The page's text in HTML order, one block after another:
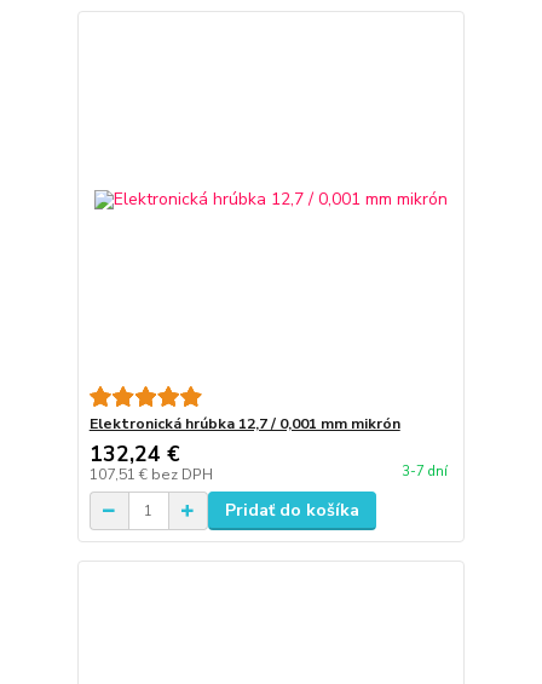
Elektronická hrúbka 12,7 / 0,001 mm mikrón
132,24 €
107,51 € bez DPH 3-7 dní
Pridať do košíka